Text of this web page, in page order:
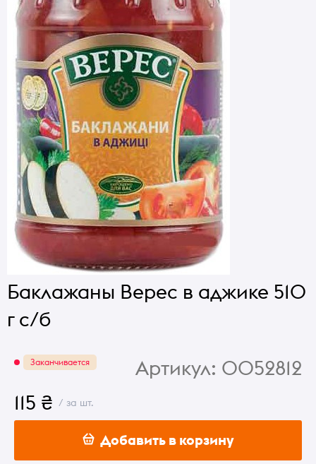
Баклажаны Верес в аджике 510
г с/б
Заканчивается Артикул: 0052812
115 ₴ / за шт.
Добавить в корзину